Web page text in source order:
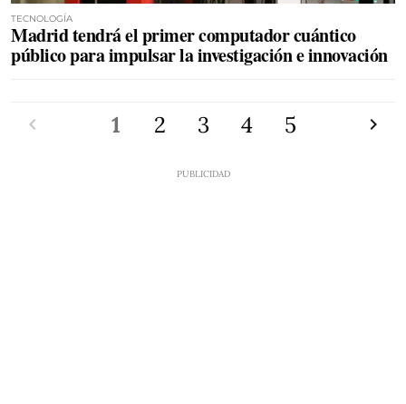
TECNOLOGÍA
Madrid tendrá el primer computador cuántico
público para impulsar la investigación e innovación
1 2 3 4 5